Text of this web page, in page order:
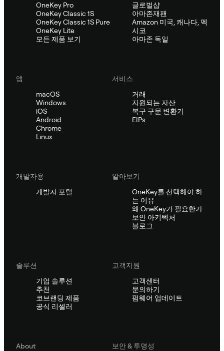
OneKey Pro
OneKey Classic 1S
OneKey Classic 1S Pure
OneKey Lite
모든 제품 보기
글로벌샵
아마존재팬
Amazon 미국, 캐나다, 멕
시코
아마존 독일
앱
macOS
Windows
iOS
Android
Chrome
Linux
서비스
거래
지원되는 자산
복구 구문 변환기
EIPs
개발자용
개발자 포털
알아보기
OneKey를 선택해야 하
는 이유
왜 OneKey가 필요한가
보안 아키텍처
블로그
솔루션
기업 솔루션
추천
코브랜딩 제품
공식 리셀러
고객지원
고객센터
문의하기
펌웨어 업데이트
About
보안 & 투명성